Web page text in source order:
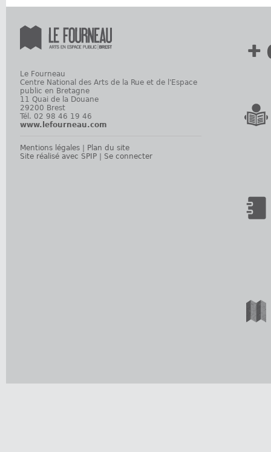
Le Fourneau
Centre National des Arts de la Rue et de l'Espace
public en Bretagne
11 Quai de la Douane
29200 Brest
Tél. 02 98 46 19 46
www.lefourneau.com
Mentions légales
Plan du site
Site réalisé avec SPIP
Se connecter
+